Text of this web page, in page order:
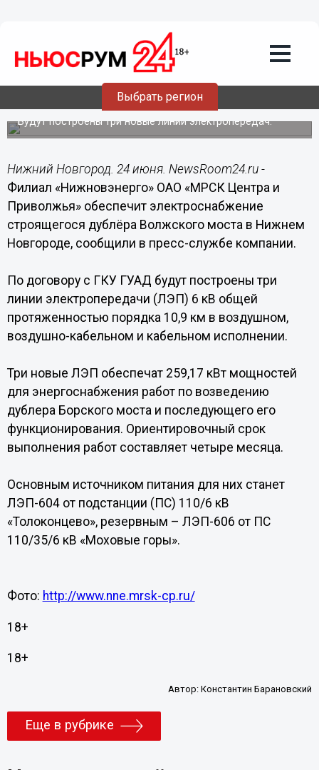
Выбрать регион
Электроснабжение дублёра Волжского
моста в Нижнем Новгороде обеспечит
"Нижновэнерго"
Будут построены три новые линии электропередач.
Нижний Новгород. 24 июня. NewsRoom24.ru -
Филиал «Нижновэнерго» ОАО «МРСК Центра и
Приволжья» обеспечит электроснабжение
строящегося дублёра Волжского моста в Нижнем
Новгороде, сообщили в пресс-службе компании.
По договору с ГКУ ГУАД будут построены три
линии электропередачи (ЛЭП) 6 кВ общей
протяженностью порядка 10,9 км в воздушном,
воздушно-кабельном и кабельном исполнении.
Три новые ЛЭП обеспечат 259,17 кВт мощностей
для энергоснабжения работ по возведению
дублера Борского моста и последующего его
функционирования. Ориентировочный срок
выполнения работ составляет четыре месяца.
Основным источником питания для них станет
ЛЭП-604 от подстанции (ПС) 110/6 кВ
«Толоконцево», резервным – ЛЭП-606 от ПС
110/35/6 кВ «Моховые горы».
Фото: http://www.nne.mrsk-cp.ru/
18+
18+
Автор:Константин Барановский
Еще в рубрике